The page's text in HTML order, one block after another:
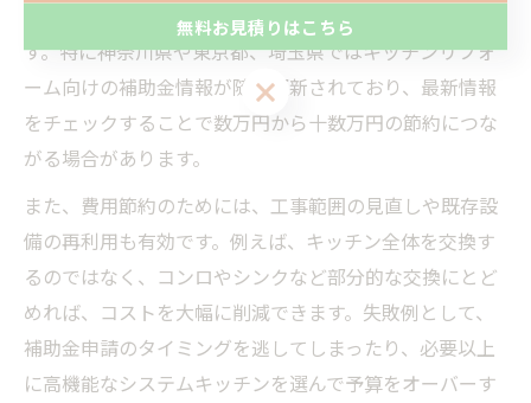
積もり取得、季節ごとのキャンペーン利用などがありま
す。特に神奈川県や東京都、埼玉県ではキッチンリフォ
ーム向けの補助金情報が随時更新されており、最新情報
をチェックすることで数万円から十数万円の節約につな
がる場合があります。
また、費用節約のためには、工事範囲の見直しや既存設
備の再利用も有効です。例えば、キッチン全体を交換す
るのではなく、コンロやシンクなど部分的な交換にとど
めれば、コストを大幅に削減できます。失敗例として、
補助金申請のタイミングを逃してしまったり、必要以上
に高機能なシステムキッチンを選んで予算をオーバーす
無料お見積りはこちら
無料お見積りはこちら